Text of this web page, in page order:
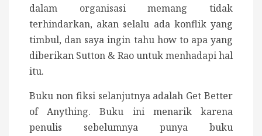
dalam organisasi memang tidak
terhindarkan, akan selalu ada konflik yang
timbul, dan saya ingin tahu how to apa yang
diberikan Sutton & Rao untuk menhadapi hal
itu.
Buku non fiksi selanjutnya adalah Get Better
of Anything. Buku ini menarik karena
penulis sebelumnya punya buku